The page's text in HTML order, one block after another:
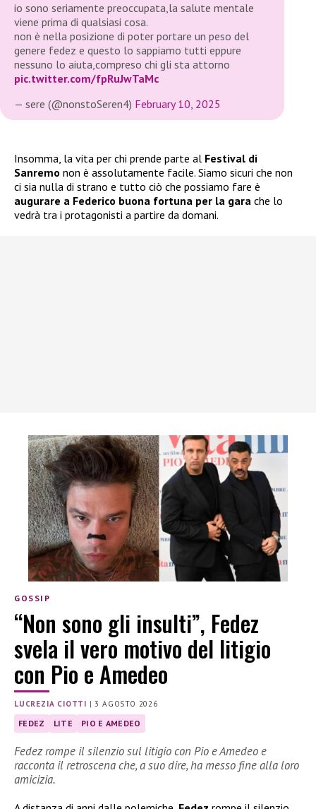
io sono seriamente preoccupata,la salute mentale
viene prima di qualsiasi cosa.
non è nella posizione di poter portare un peso del
genere fedez e questo lo sappiamo tutti eppure
nessuno lo aiuta,compreso chi gli sta attorno
pic.twitter.com/fpRuJwTaMc
— sere (@nonstoSeren4) February 10, 2025
Insomma, la vita per chi prende parte al Festival di
Sanremo non è assolutamente facile. Siamo sicuri che non
ci sia nulla di strano e tutto ciò che possiamo fare è
augurare a Federico buona fortuna per la gara che lo
vedrà tra i protagonisti a partire da domani.
GOSSIP
“Non sono gli insulti”, Fedez
svela il vero motivo del litigio
con Pio e Amedeo
LUCREZIA CIOTTI |3 AGOSTO 2026
FEDEZ LITE PIO E AMEDEO
Fedez rompe il silenzio sul litigio con Pio e Amedeo e
racconta il retroscena che, a suo dire, ha messo fine alla loro
amicizia.